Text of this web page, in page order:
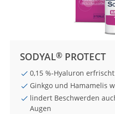
SODYAL® PROTECT
0,15 %-Hyaluron
Ginkgo und Hamamelis
lindert Beschwerden
Augen